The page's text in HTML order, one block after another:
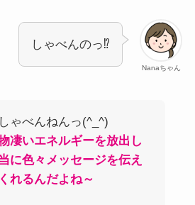
Nanaちゃん
しゃべんのっ⁉
ゃべんねんっ(^_^)
凄いエネルギーを放出し
に色々メッセージを伝え
れるんだよね～